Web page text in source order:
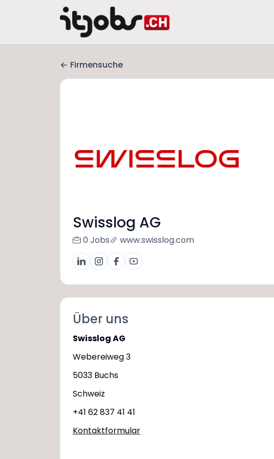
Firmensuche
Swisslog AG
0 Jobs www.swisslog.com
Über uns
Swisslog AG
Webereiweg 3
5033 Buchs
Schweiz
+41 62 837 41 41
Kontaktformular